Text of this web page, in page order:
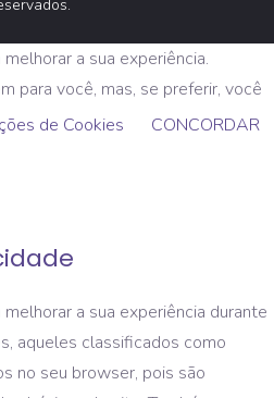
a sua experiência.
para você, mas, se preferir, você
de Cookies CONCORDAR
a sua experiência durante
aqueles classificados como
no seu browser, pois são